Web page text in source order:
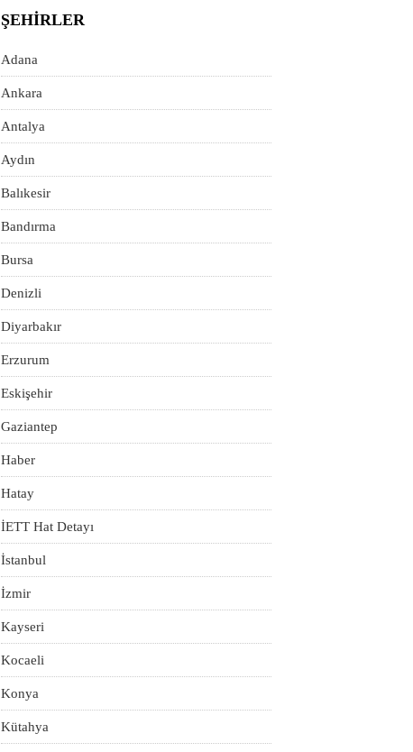
ŞEHIRLER
Adana
Ankara
Antalya
Aydın
Balıkesir
Bandırma
Bursa
Denizli
Diyarbakır
Erzurum
Eskişehir
Gaziantep
Haber
Hatay
İETT Hat Detayı
İstanbul
İzmir
Kayseri
Kocaeli
Konya
Kütahya